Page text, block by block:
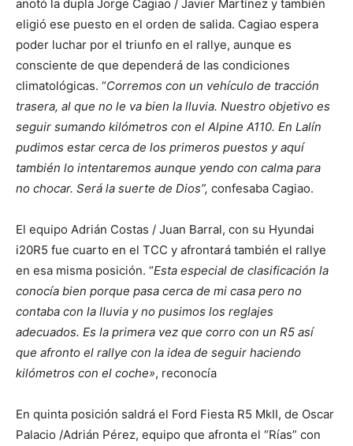
anotó la dupla Jorge Cagiao / Javier Martínez y también
eligió ese puesto en el orden de salida. Cagiao espera
poder luchar por el triunfo en el rallye, aunque es
consciente de que dependerá de las condiciones
climatológicas. “Corremos con un vehículo de tracción
trasera, al que no le va bien la lluvia. Nuestro objetivo es
seguir sumando kilómetros con el Alpine A110. En Lalín
pudimos estar cerca de los primeros puestos y aquí
también lo intentaremos aunque yendo con calma para
no chocar. Será la suerte de Dios”, confesaba Cagiao.
El equipo Adrián Costas / Juan Barral, con su Hyundai
i20R5 fue cuarto en el TCC y afrontará también el rallye
en esa misma posición. “Esta especial de clasificación la
conocía bien porque pasa cerca de mi casa pero no
contaba con la lluvia y no pusimos los reglajes
adecuados. Es la primera vez que corro con un R5 así
que afronto el rallye con la idea de seguir haciendo
kilómetros con el coche», reconocía
En quinta posición saldrá el Ford Fiesta R5 MkII, de Oscar
Palacio /Adrián Pérez, equipo que afronta el “Rías” con